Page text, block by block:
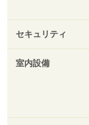
セキュリティ
室内設備